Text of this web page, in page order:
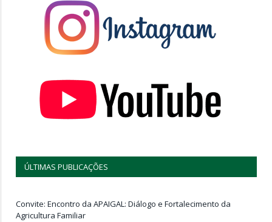
ÚLTIMAS PUBLICAÇÕES
Convite: Encontro da APAIGAL: Diálogo e Fortalecimento da
Agricultura Familiar